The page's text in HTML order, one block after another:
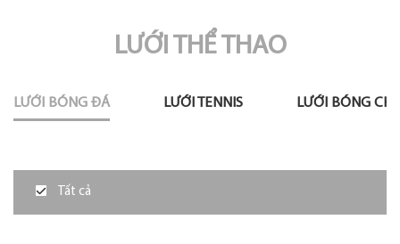
LƯỚI THỂ THAO
LƯỚI BÓNG ĐÁ LƯỚI TENNIS LƯỚI BÓNG
Tất cả